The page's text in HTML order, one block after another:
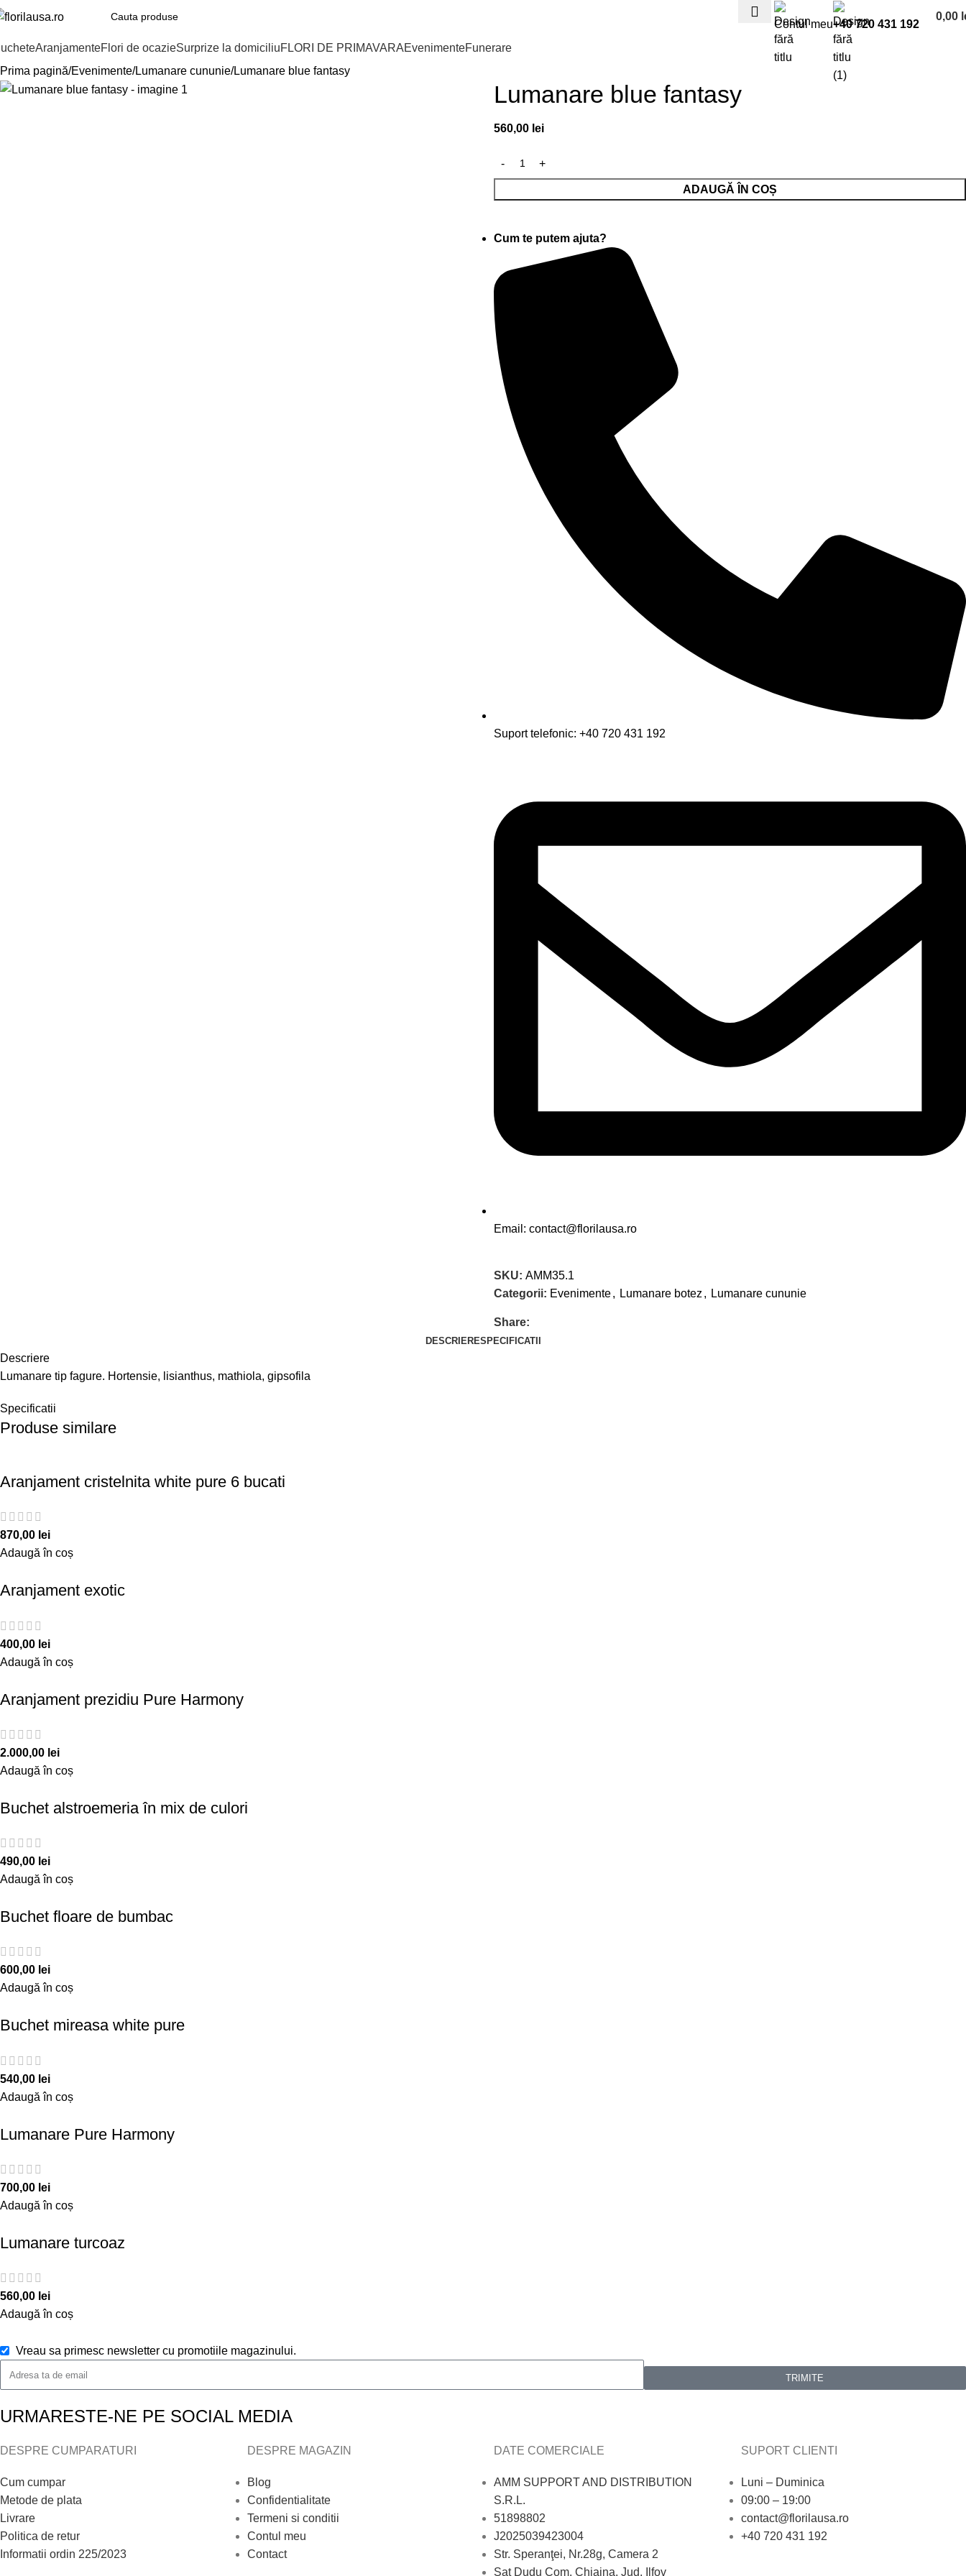
Contul meu+40 720 431 192
0,00
AranjamenteFlori de ocazieSurprize la domiciliuFLORI DE PRIMAVARAEvenimenteFunerare
Prima pagină Evenimente Lumanare cununie Lumanare blue fantasy
Lumanare blue fantasy
560,00 lei
ADAUGĂ ÎN COȘ
Cum te putem ajuta?
Suport telefonic: +40 720 431 192
Email: contact@florilausa.ro
SKU: AMM35.1
Categorii: Evenimente, Lumanare botez , Lumanare cununie
Share:
DESCRIERESPECIFICATII
Descriere
Lumanare tip fagure. Hortensie, lisianthus, mathiola, gipsofila
Specificatii
Produse similare
Aranjament cristelnita white pure 6 bucati
870,00 lei
Adaugă în coș
Aranjament exotic
400,00 lei
Adaugă în coș
Aranjament prezidiu Pure Harmony
2.000,00 lei
Adaugă în coș
Buchet alstroemeria în mix de culori
490,00 lei
Adaugă în coș
Buchet floare de bumbac
600,00 lei
Adaugă în coș
Buchet mireasa white pure
540,00 lei
Adaugă în coș
Lumanare Pure Harmony
700,00 lei
Adaugă în coș
Lumanare turcoaz
560,00 lei
Adaugă în coș
Vreau sa primesc newsletter cu promotiile magazinului.
TRIMITE
URMARESTE-NE PE SOCIAL MEDIA
DESPRE CUMPARATURI
Cum cumpar
Metode de plata
Livrare
Politica de retur
Informatii ordin 225/2023
DESPRE MAGAZIN
Blog
Confidentialitate
Termeni si conditii
Contul meu
Contact
DATE COMERCIALE
AMM SUPPORT AND DISTRIBUTION
S.R.L.
51898802
J2025039423004
Str. Speranţei, Nr.28g, Camera 2
Sat Dudu Com. Chiajna, Jud. Ilfov
SUPORT CLIENTI
Luni – Duminica
09:00 – 19:00
contact@florilausa.ro
+40 720 431 192